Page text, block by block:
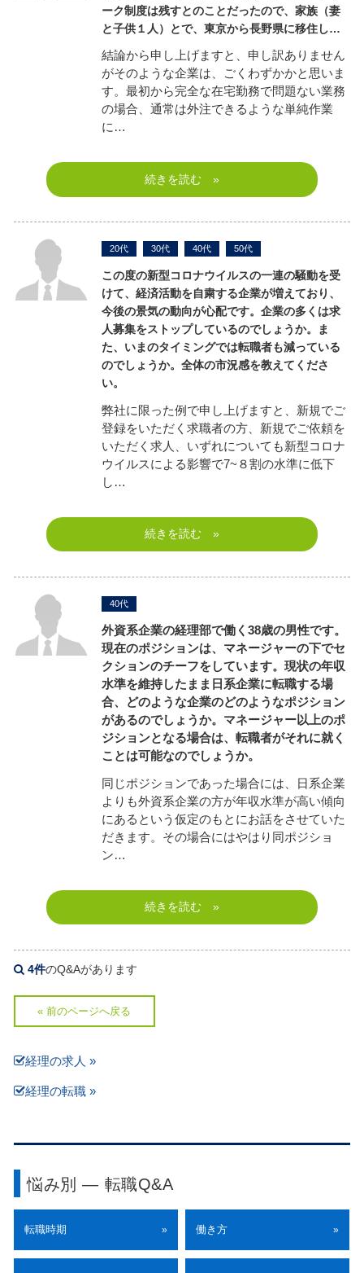
ーク制度は残すとのことだったので、家族（妻
と子供１人）とで、東京から長野県に移住し…
結論から申し上げますと、申し訳ありません
がそのような企業は、ごくわずかかと思いま
す。最初から完全な在宅勤務で問題ない業務
の場合、通常は外注できるような単純作業
に…
続きを読む »
20代 30代 40代 50代
この度の新型コロナウイルスの一連の騒動を受
けて、経済活動を自粛する企業が増えており、
今後の景気の動向が心配です。企業の多くは求
人募集をストップしているのでしょうか。ま
た、いまのタイミングでは転職者も減っている
のでしょうか。全体の市況感を教えてくださ
い。
弊社に限った例で申し上げますと、新規でご
登録をいただく求職者の方、新規でご依頼を
いただく求人、いずれについても新型コロナ
ウイルスによる影響で7~８割の水準に低下
し…
続きを読む »
40代
外資系企業の経理部で働く38歳の男性です。
現在のポジションは、マネージャーの下でセ
クションのチーフをしています。現状の年収
水準を維持したまま日系企業に転職する場
合、どのような企業のどのようなポジション
があるのでしょうか。マネージャー以上のポ
ジションとなる場合は、転職者がそれに就く
ことは可能なのでしょうか。
同じポジションであった場合には、日系企業
よりも外資系企業の方が年収水準が高い傾向
にあるという仮定のもとにお話をさせていた
だきます。その場合にはやはり同ポジショ
ン…
続きを読む »
4件のQ&Aがあります
« 前のページへ戻る
経理の求人 »
経理の転職 »
悩み別 ― 転職Q&A
転職時期 » 働き方 »